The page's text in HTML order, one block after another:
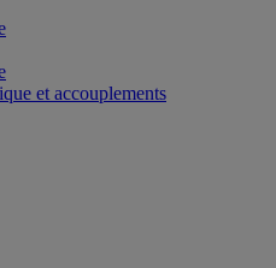
et accouplements